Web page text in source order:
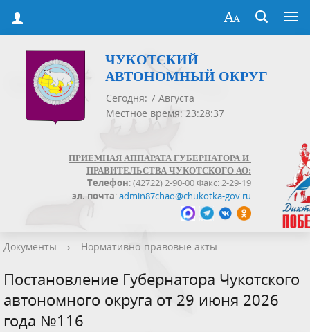
ЧУКОТСКИЙ
АВТОНОМНЫЙ ОКРУГ
Сегодня: 7 Августа
Местное время: 23:28:37
ПРИЕМНАЯ АППАРАТА ГУБЕРНАТОРА И
ПРАВИТЕЛЬСТВА ЧУКОТСКОГО АО:
Телефон: (42722) 2-90-00 Факс: 2-29-19
эл. почта:admin87chao@chukotka-gov.ru
Документы › Нормативно-правовые акты
Постановление Губернатора Чукотского
автономного округа от 29 июня 2026
года №116